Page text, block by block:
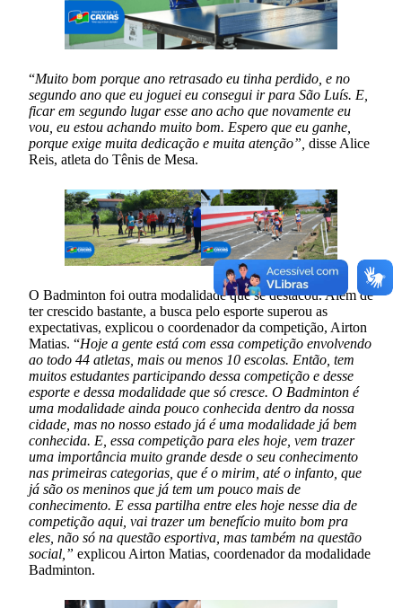
“Muito bom porque ano retrasado eu tinha perdido, e no
segundo ano que eu joguei eu consegui ir para São Luís. E,
ficar em segundo lugar esse ano acho que novamente eu
vou, eu estou achando muito bom. Espero que eu ganhe,
porque exige muita dedicação e muita atenção”, disse Alice
Reis, atleta do Tênis de Mesa.
O Badminton foi outra modalidade que se destacou. Além de
ter crescido bastante, a busca pelo esporte superou as
expectativas, explicou o coordenador da competição, Airton
Matias. “Hoje a gente está com essa competição envolvendo
ao todo 44 atletas, mais ou menos 10 escolas. Então, tem
muitos estudantes participando dessa competição e desse
esporte e dessa modalidade que só cresce. O Badminton é
uma modalidade ainda pouco conhecida dentro da nossa
cidade, mas no nosso estado já é uma modalidade já bem
conhecida. E, essa competição para eles hoje, vem trazer
uma importância muito grande desde o seu conhecimento
nas primeiras categorias, que é o mirim, até o infanto, que
já são os meninos que já tem um pouco mais de
conhecimento. E essa partilha entre eles hoje nesse dia de
competição aqui, vai trazer um benefício muito bom pra
eles, não só na questão esportiva, mas também na questão
social,” explicou Airton Matias, coordenador da modalidade
Badminton.